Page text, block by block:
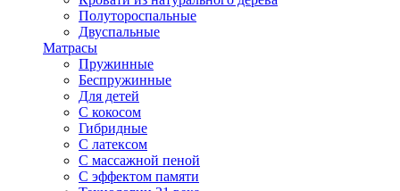
Полутороспальные
Двуспальные
Матрасы
Пружинные
Беспружинные
Для детей
C кокосом
Гибридные
С латексом
С массажной пеной
С эффектом памяти